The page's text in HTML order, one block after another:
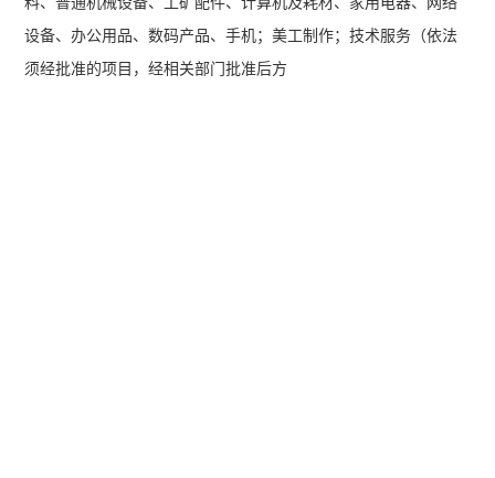
设备、办公用品、数码产品、手机；美工制作；技术服务（依法
须经批准的项目，经相关部门批准后方